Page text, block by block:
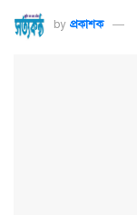
by প্রকাশক